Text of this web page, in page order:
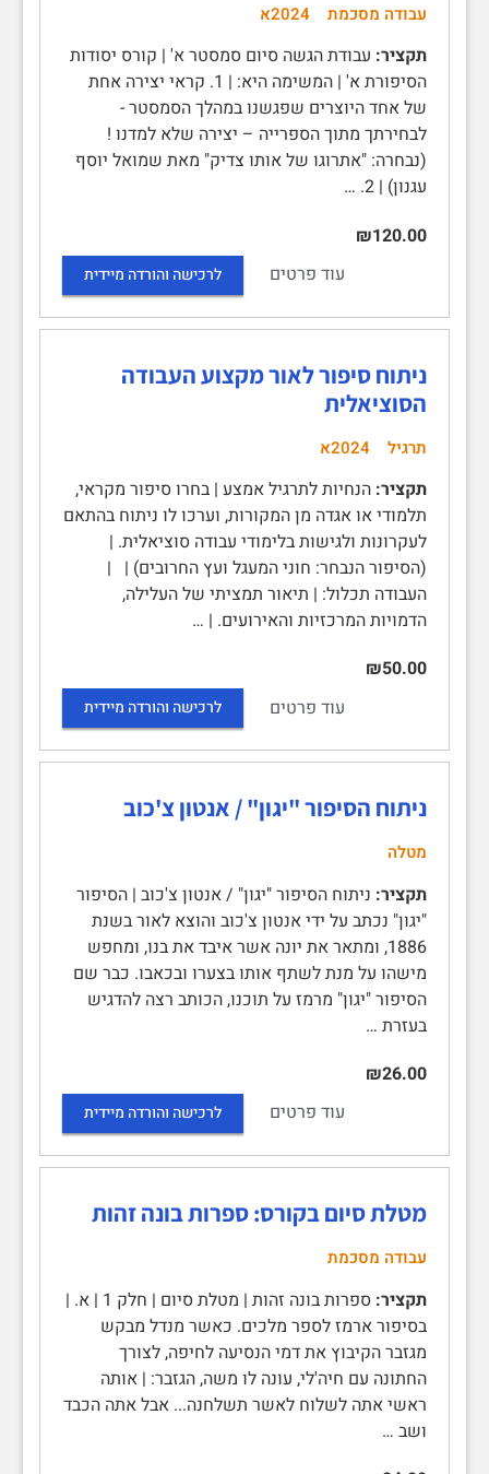
עבודה מסכמת 2024א
תקציר: עבודת הגשה סיום סמסטר א' | קורס יסודות
הסיפורת א' | המשימה היא: | 1. קראי יצירה אחת
של אחד היוצרים שפגשנו במהלך הסמסטר -
לבחירתך מתוך הספרייה – יצירה שלא למדנו !
(נבחרה: "אתרוגו של אותו צדיק" מאת שמואל יוסף
עגנון) | 2. …
₪120.00
עוד פרטים
לרכישה והורדה מיידית
ניתוח סיפור לאור מקצוע העבודה
הסוציאלית
תרגיל 2024א
תקציר: הנחיות לתרגיל אמצע | בחרו סיפור מקראי,
תלמודי או אגדה מן המקורות, וערכו לו ניתוח בהתאם
לעקרונות ולגישות בלימודי עבודה סוציאלית. |
(הסיפור הנבחר: חוני המעגל ועץ החרובים) | |
העבודה תכלול: | תיאור תמציתי של העלילה,
הדמויות המרכזיות והאירועים. | …
₪50.00
עוד פרטים
לרכישה והורדה מיידית
ניתוח הסיפור "יגון" / אנטון צ'כוב
מטלה
תקציר: ניתוח הסיפור "יגון" / אנטון צ'כוב | הסיפור
"יגון" נכתב על ידי אנטון צ'כוב והוצא לאור בשנת
1886, ומתאר את יונה אשר איבד את בנו, ומחפש
מישהו על מנת לשתף אותו בצערו ובכאבו. כבר שם
הסיפור "יגון" מרמז על תוכנו, הכותב רצה להדגיש
בעזרת …
₪26.00
עוד פרטים
לרכישה והורדה מיידית
מטלת סיום בקורס: ספרות בונה זהות
עבודה מסכמת
תקציר:
ספרות בונה זהות | מטלת סיום | חלק 1 | א. |
בסיפור ארמז לספר מלכים. כאשר מנדל מבקש
מגזבר הקיבוץ את דמי הנסיעה לחיפה, לצורך
החתונה עם חיה'לי, עונה לו משה, הגזבר: | אותה
ראשי אתה לשלוח לאשר תשלחנה... אבל אתה הכבד
ושב …